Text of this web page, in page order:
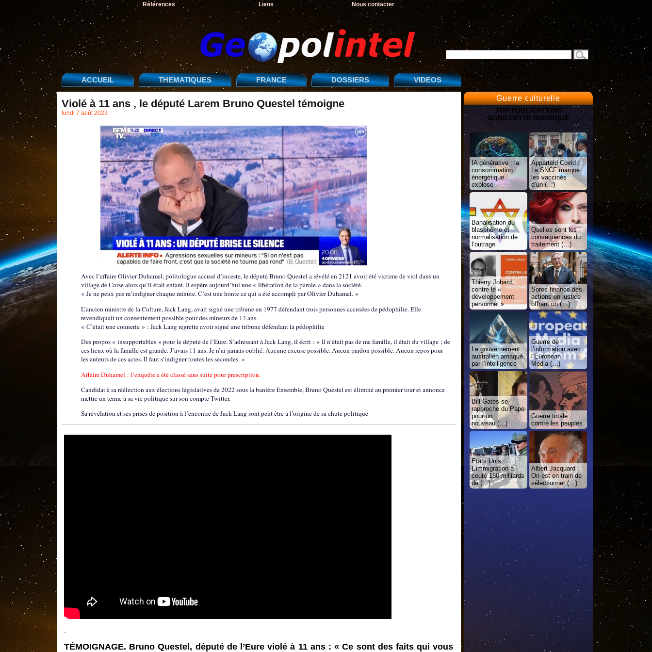
Références Liens Nous contacter
ACCUEIL THEMATIQUES FRANCE DOSSIERS VIDEOS
Violé à 11 ans , le député Larem Bruno Questel témoigne
lundi 7 août 2023
Avec l’affaire Olivier Duhamel, politologue accusé d’inceste, le député Bruno Questel a révélé en 2121 avoir été victime de viol dans un
village de Corse alors qu’il était enfant. Il espère aujourd’hui une « libération de la parole » dans la société.
« Je ne peux pas m’indigner chaque minute. C’est une honte ce qui a été accompli par Olivier Duhamel. »
L’ancien ministre de la Culture, Jack Lang, avait signé une tribune en 1977 défendant trois personnes accusées de pédophilie. Elle
revendiquait un consentement possible pour des mineurs de 13 ans.
« C’était une connerie » : Jack Lang regrette avoir signé une tribune défendant la pédophilie
Des propos « insupportables » pour le député de l’Eure. S’adressant à Jack Lang, il écrit : « Il n’était pas de ma famille, il était du village ; de
ces lieux où la famille est grande. J’avais 11 ans. Je n’ai jamais oublié. Aucune excuse possible. Aucun pardon possible. Aucun repos pour
les auteurs de ces actes. Il faut s’indigner toutes les secondes. »
Affaire Duhamel : l’enquête a été classé sans suite pour prescription.
Candidat à sa réélection aux élections législatives de 2022 sous la banière Ensemble, Bruno Questel est éliminé au premier tour et annonce
mettre un terme à sa vie politique sur son compte Twitter.
Sa révélation et ses prises de position à l’encontre de Jack Lang sont peut être à l’origine de sa chute politique
TÉMOIGNAGE. Bruno Questel, député de l’Eure violé à 11 ans : « Ce sont des faits qui vous
Guerre culturelle
TOP PUBLICATIONS
DANS CETTE RUBRIQUE
IA générative : la
consommation
énergétique
explose
Apparteid Covid :
La SNCF marque
les vaccinés
d’un (…)
Banalisation du
blasphème et
normalisation de
l’outrage
Quelles sont les
conséquences du
traitement (…)
Thierry Jobard,
contre le «
développement
personnel »
Soros finance des
actions en justice
offrant un (…)
Le gouvernement
australien arnaqué
par l’intelligence
Guerre de
l’information avec
l’European
Media (…)
Bill Gates se
rapproche du Pape
pour un
nouveau (…)
Guerre totale
contre les peuples
Etats Unis :
L’immigration a
couté 150 milliards
de (…)
Albert Jacquard :
On est en train de
sélectionner (…)